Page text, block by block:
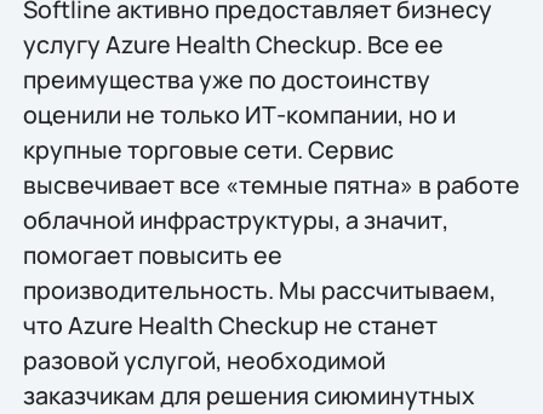
Softline активно предоставляет бизнесу
услугу Azure Health Checkup. Все ее
преимущества уже по достоинству
оценили не только ИТ-компании, но и
крупные торговые сети. Сервис
высвечивает все «темные пятна» в работе
облачной инфраструктуры, а значит,
помогает повысить ее
производительность. Мы рассчитываем,
что Azure Health Checkup не станет
разовой услугой, необходимой
заказчикам для решения сиюминутных